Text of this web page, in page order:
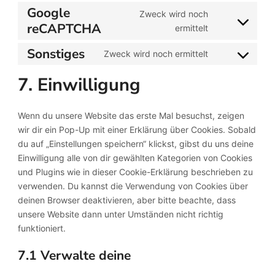
service
Google
reCAPTCHA
Zweck wird noch
ermittelt
Consent
service
Sonstiges Zweck wird noch ermittelt
Consent
7. Einwilligung
Wenn du unsere Website das erste Mal besuchst, zeigen
wir dir ein Pop-Up mit einer Erklärung über Cookies. Sobald
du auf „Einstellungen speichern“ klickst, gibst du uns deine
Einwilligung alle von dir gewählten Kategorien von Cookies
und Plugins wie in dieser Cookie-Erklärung beschrieben zu
verwenden. Du kannst die Verwendung von Cookies über
deinen Browser deaktivieren, aber bitte beachte, dass
unsere Website dann unter Umständen nicht richtig
funktioniert.
7.1 Verwalte deine